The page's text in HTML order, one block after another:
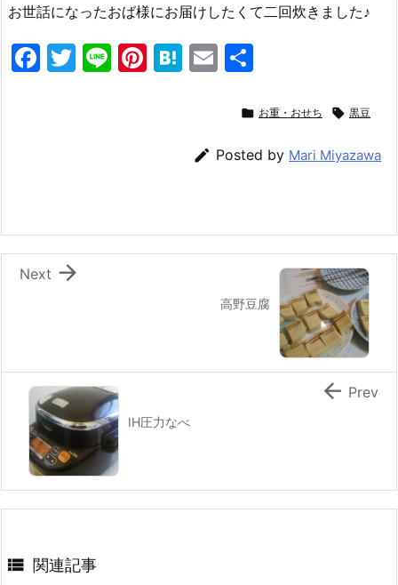
お世話になったおば様にお届けしたくて二回炊きました♪
F
o
k
T
Li Pi H
a
E
l
 お重・おせち  黒豆
 Posted by Mari Miyazawa
高野豆腐

Next
IH圧力なべ
 Prev
 関連記事